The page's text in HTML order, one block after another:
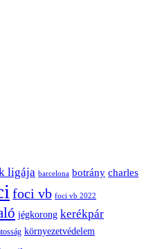
ligája barcelona botrány charles
foci vb foci vb 2022
jégkorong kerékpár
környezetvédelem